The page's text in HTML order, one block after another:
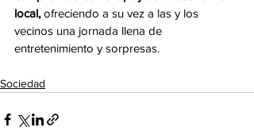
local, ofreciendo a su vez a las y los
vecinos una jornada llena de
entretenimiento y sorpresas.
Sociedad